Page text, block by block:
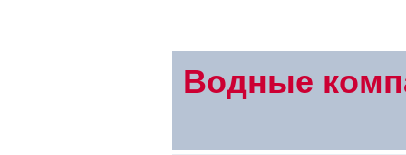
Водные